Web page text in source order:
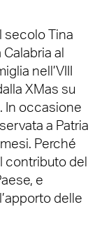
secolo Tina
al
nell’VIII
XMas su
In occasione
a Patria
Perché
contributo del
e
delle